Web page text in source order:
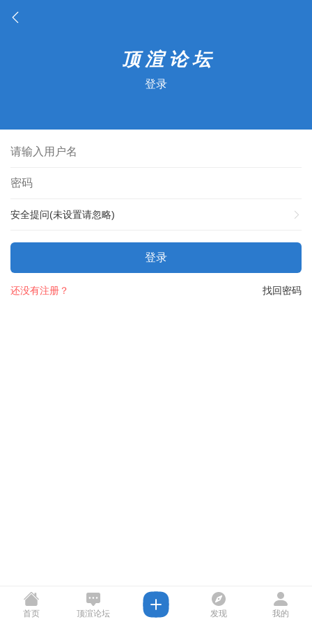
登录
安全提问(未设置请忽略)
登录
找回密码
还没有注册？
首页 顶渲论坛 发现 我的